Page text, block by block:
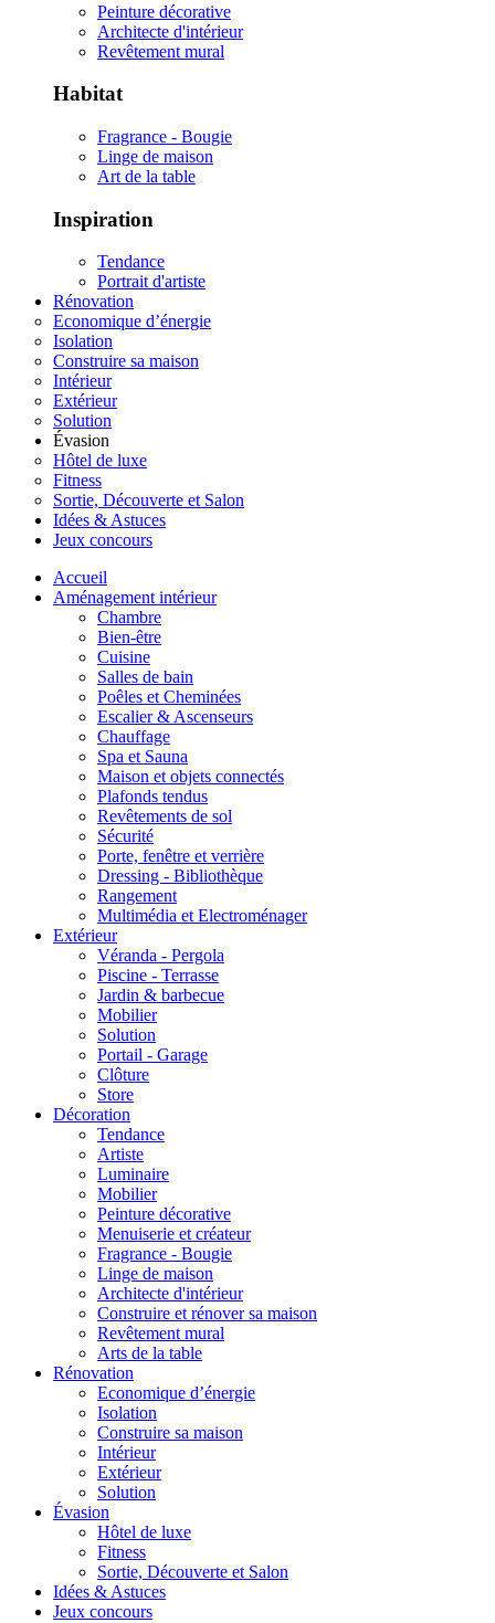
Peinture décorative
Architecte d'intérieur
Revêtement mural
Habitat
Fragrance - Bougie
Linge de maison
Art de la table
Inspiration
Tendance
Portrait d'artiste
Rénovation
Economique d’énergie
Isolation
Construire sa maison
Intérieur
Extérieur
Solution
Évasion
Hôtel de luxe
Fitness
Sortie, Découverte et Salon
Idées & Astuces
Jeux concours
Accueil
Aménagement intérieur
Chambre
Bien-être
Cuisine
Salles de bain
Poêles et Cheminées
Escalier & Ascenseurs
Chauffage
Spa et Sauna
Maison et objets connectés
Plafonds tendus
Revêtements de sol
Sécurité
Porte, fenêtre et verrière
Dressing - Bibliothèque
Rangement
Multimédia et Electroménager
Extérieur
Véranda - Pergola
Piscine - Terrasse
Jardin & barbecue
Mobilier
Solution
Portail - Garage
Clôture
Store
Décoration
Tendance
Artiste
Luminaire
Mobilier
Peinture décorative
Menuiserie et créateur
Fragrance - Bougie
Linge de maison
Architecte d'intérieur
Construire et rénover sa maison
Revêtement mural
Arts de la table
Rénovation
Economique d’énergie
Isolation
Construire sa maison
Intérieur
Extérieur
Solution
Évasion
Hôtel de luxe
Fitness
Sortie, Découverte et Salon
Idées & Astuces
Jeux concours